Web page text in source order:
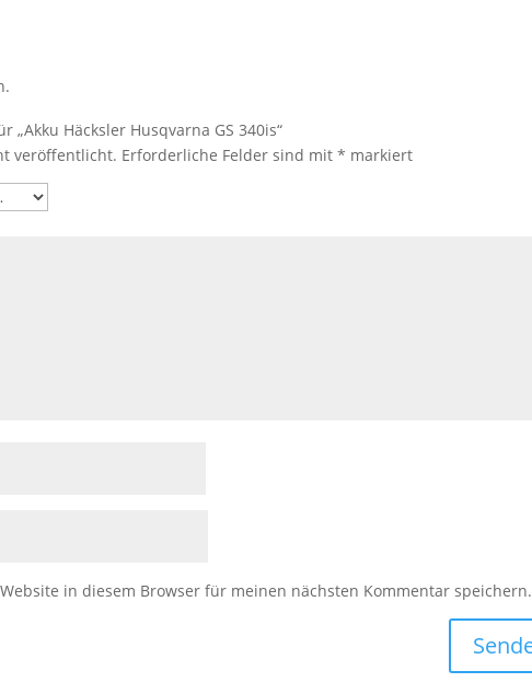
„Akku Häcksler Husqvarna GS 340is“
veröffentlicht. Erforderliche Felder sind mit* markiert
in diesem Browser für meinen nächsten Kommentar speichern.